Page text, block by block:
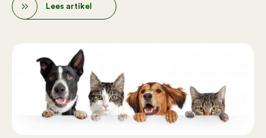
Lees artikel